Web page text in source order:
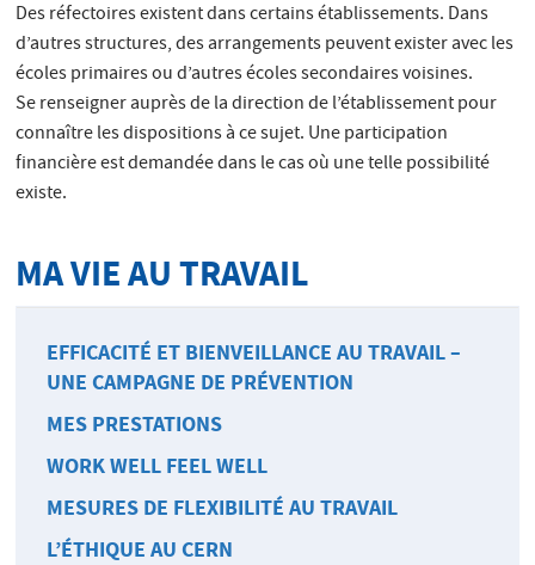
Des réfectoires existent dans certains établissements. Dans
d’autres structures, des arrangements peuvent exister avec les
écoles primaires ou d’autres écoles secondaires voisines.
Se renseigner auprès de la direction de l’établissement pour
connaître les dispositions à ce sujet. Une participation
financière est demandée dans le cas où une telle possibilité
existe.
MA VIE AU TRAVAIL
EFFICACITÉ ET BIENVEILLANCE AU TRAVAIL –
UNE CAMPAGNE DE PRÉVENTION
MES PRESTATIONS
WORK WELL FEEL WELL
MESURES DE FLEXIBILITÉ AU TRAVAIL
L’ÉTHIQUE AU CERN